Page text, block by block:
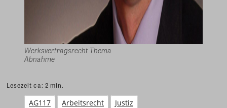
Werksvertragsrecht Thema
Abnahme
Lesezeit ca: 2 min.
AG117 Arbeitsrecht Justiz